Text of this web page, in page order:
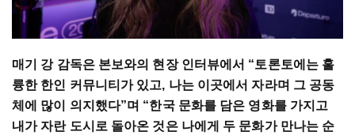
매기 강 감독은 본보와의 현장 인터뷰에서 “토론토에는 훌
륭한 한인 커뮤니티가 있고, 나는 이곳에서 자라며 그 공동
체에 많이 의지했다”며 “한국 문화를 담은 영화를 가지고
내가 자란 도시로 돌아온 것은 나에게 두 문화가 만나는 순